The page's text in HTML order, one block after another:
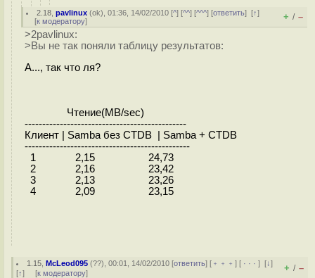
2.18 ,pavlinux (ok), 01:36, 14/02/2010 [^] [^^] [^^^] [ответить][↑]
[к модератору] + / –
>2pavlinux:
>Вы не так поняли таблицу результатов:
А..., так что ля?
Чтение(MB/sec)
----------------------------------------------
Клиент | Samba без CTDB | Samba + CTDB
-----------------------------------------------
1 2,15 24,73
2 2,16 23,42
3 2,13 23,26
4 2,09 23,15
1.15 ,McLeod095 (??), 00:01, 14/02/2010 [ответить] [ ﹢﹢﹢] [ · · ·][↓]
[↑] [к модератору] + / –